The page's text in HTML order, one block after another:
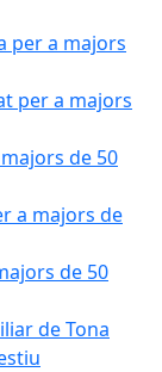
per a majors
per a majors
de 50
a majors de
de 50
de Tona